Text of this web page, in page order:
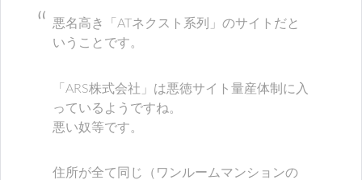
悪名高き「ATネクスト系列」のサイトだと
いうことです。
「ARS株式会社」は悪徳サイト量産体制に入
っているようですね。
悪い奴等です。
住所が全て同じ（ワンルームマンションの